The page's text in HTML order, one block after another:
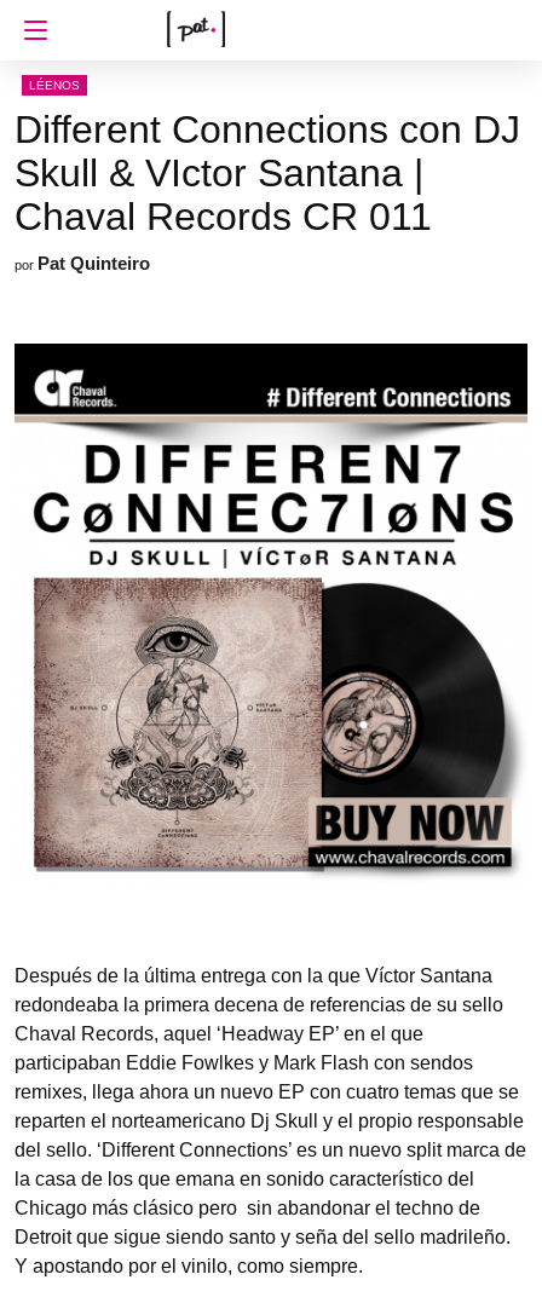
LÉENOS
Different Connections con DJ
Skull & VIctor Santana |
Chaval Records CR 011
por Pat Quinteiro
Después de la última entrega con la que Víctor Santana
redondeaba la primera decena de referencias de su sello
Chaval Records, aquel ‘Headway EP’ en el que
participaban Eddie Fowlkes y Mark Flash con sendos
remixes, llega ahora un nuevo EP con cuatro temas que se
reparten el norteamericano Dj Skull y el propio responsable
del sello. ‘Different Connections’ es un nuevo split marca de
la casa de los que emana en sonido característico del
Chicago más clásico pero sin abandonar el techno de
Detroit que sigue siendo santo y seña del sello madrileño.
Y apostando por el vinilo, como siempre.